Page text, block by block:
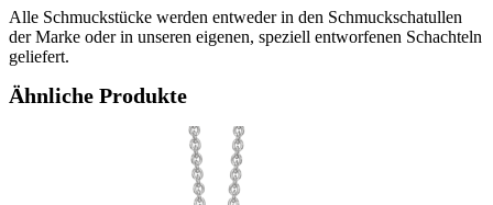
Alle Schmuckstücke werden entweder in den Schmuckschatullen
der Marke oder in unseren eigenen, speziell entworfenen Schachteln
geliefert.
Ähnliche Produkte